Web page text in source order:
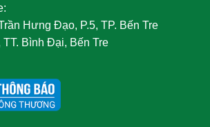
Hưng Đạo, P.5, TP. Bến Tre
Bình Đại, Bến Tre